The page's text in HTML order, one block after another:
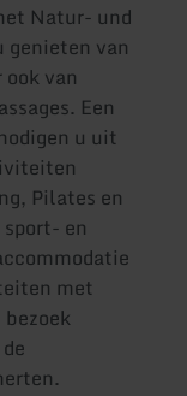
Natur- und
van
van
Een
u uit
Pilates en
en
met